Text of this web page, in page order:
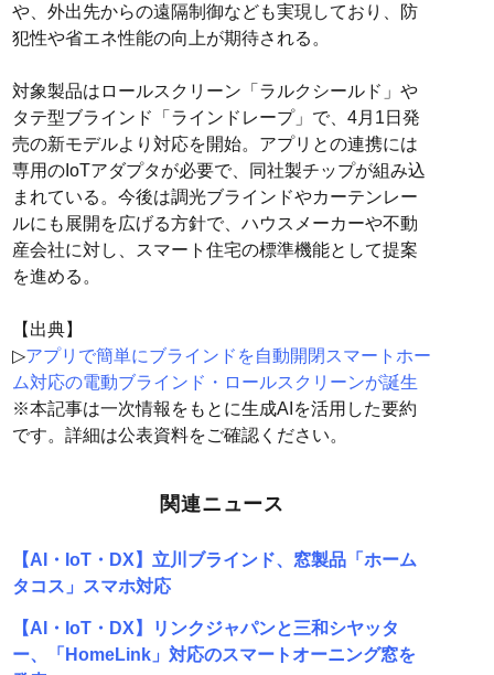
や、外出先からの遠隔制御なども実現しており、防
犯性や省エネ性能の向上が期待される。
対象製品はロールスクリーン「ラルクシールド」や
タテ型ブラインド「ラインドレープ」で、4月1日発
売の新モデルより対応を開始。アプリとの連携には
専用のIoTアダプタが必要で、同社製チップが組み込
まれている。今後は調光ブラインドやカーテンレー
ルにも展開を広げる方針で、ハウスメーカーや不動
産会社に対し、スマート住宅の標準機能として提案
を進める。
【出典】
▷アプリで簡単にブラインドを自動開閉スマートホー
ム対応の電動ブラインド・ロールスクリーンが誕生
※本記事は一次情報をもとに生成AIを活用した要約
です。詳細は公表資料をご確認ください。
関連ニュース
【AI・IoT・DX】立川ブラインド、窓製品「ホーム
タコス」スマホ対応
【AI・IoT・DX】リンクジャパンと三和シヤッタ
ー、「HomeLink」対応のスマートオーニング窓を